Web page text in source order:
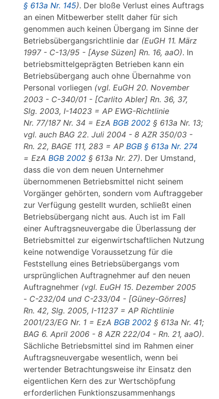
§ 613a Nr. 145). Der bloße Verlust eines Auftrags
an einen Mitbewerber stellt daher für sich
genommen auch keinen Übergang im Sinne der
Betriebsübergangsrichtlinie dar (EuGH 11. März
1997 - C-13/95 - [Ayse Süzen] Rn. 16, aaO). In
betriebsmittelgeprägten Betrieben kann ein
Betriebsübergang auch ohne Übernahme von
Personal vorliegen (vgl. EuGH 20. November
2003 - C-340/01 - [Carlito Abler] Rn. 36, 37,
Slg. 2003, I-14023 = AP EWG-Richtlinie
Nr. 77/187 Nr. 34 = EzA BGB 2002 § 613a Nr. 13;
vgl. auch BAG 22. Juli 2004 - 8 AZR 350/03 -
Rn. 22, BAGE 111, 283 = AP BGB § 613a Nr. 274
= EzA BGB 2002 § 613a Nr. 27). Der Umstand,
dass die von dem neuen Unternehmer
übernommenen Betriebsmittel nicht seinem
Vorgänger gehörten, sondern vom Auftraggeber
zur Verfügung gestellt wurden, schließt einen
Betriebsübergang nicht aus. Auch ist im Fall
einer Auftragsneuvergabe die Überlassung der
Betriebsmittel zur eigenwirtschaftlichen Nutzung
keine notwendige Voraussetzung für die
Feststellung eines Betriebsübergangs vom
ursprünglichen Auftragnehmer auf den neuen
Auftragnehmer (vgl. EuGH 15. Dezember 2005
- C-232/04 und C-233/04 - [Güney-Görres]
Rn. 42, Slg. 2005, I-11237 = AP Richtlinie
2001/23/EG Nr. 1 = EzA BGB 2002 § 613a Nr. 41;
BAG 6. April 2006 - 8 AZR 222/04 - Rn. 21, aaO).
Sächliche Betriebsmittel sind im Rahmen einer
Auftragsneuvergabe wesentlich, wenn bei
wertender Betrachtungsweise ihr Einsatz den
eigentlichen Kern des zur Wertschöpfung
erforderlichen Funktionszusammenhangs